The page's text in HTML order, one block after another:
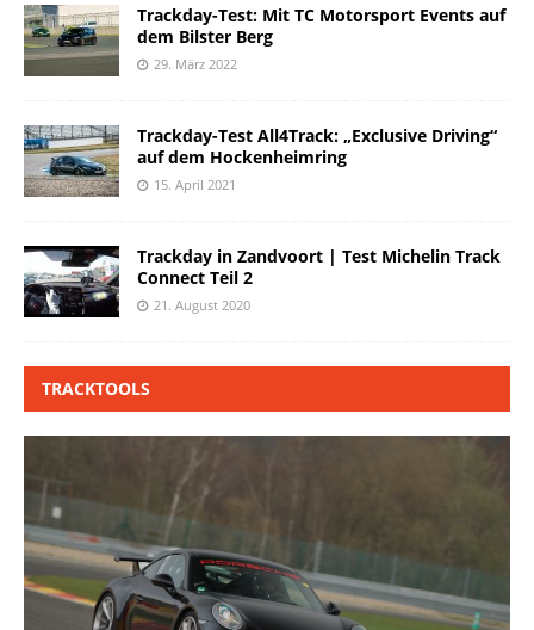
Trackday-Test: Mit TC Motorsport Events auf
dem Bilster Berg
29. März 2022
Trackday-Test All4Track: „Exclusive Driving“
auf dem Hockenheimring
15. April 2021
Trackday in Zandvoort | Test Michelin Track
Connect Teil 2
21. August 2020
TRACKTOOLS